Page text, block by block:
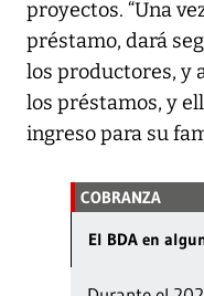
proyectos. “Una
préstamo, dará
los productores, y
los préstamos, y
ingreso para su
COBRANZA
El BDA en